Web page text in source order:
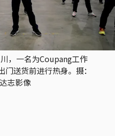
，一名为Coupang工作
送货前进行热身。摄：
志影像